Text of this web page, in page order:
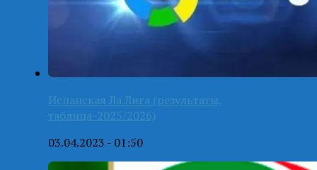
Испанская Ла Лига (результаты,
таблица-2025/2026)
03.04.2023 - 01:50